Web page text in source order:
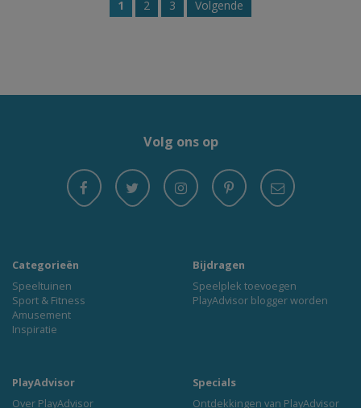
1 2 3 Volgende
Volg ons op
Categorieën
Speeltuinen
Sport & Fitness
Amusement
Inspiratie
Bijdragen
Speelplek toevoegen
PlayAdvisor blogger worden
PlayAdvisor
Over PlayAdvisor
Specials
Ontdekkingen van PlayAdvisor